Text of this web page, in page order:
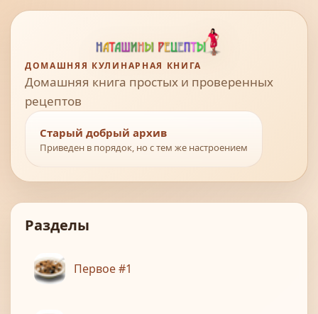
ДОМАШНЯЯ КУЛИНАРНАЯ КНИГА
Домашняя книга простых и проверенных
рецептов
Старый добрый архив
Приведен в порядок, но с тем же настроением
Разделы
Первое #1